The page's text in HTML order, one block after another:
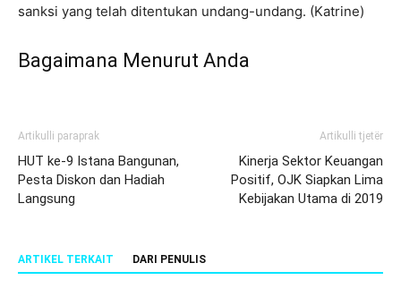
sanksi yang telah ditentukan undang-undang. (Katrine)
Bagaimana Menurut Anda
Artikulli paraprak
HUT ke-9 Istana Bangunan,
Pesta Diskon dan Hadiah
Langsung
Artikulli tjetër
Kinerja Sektor Keuangan
Positif, OJK Siapkan Lima
Kebijakan Utama di 2019
ARTIKEL TERKAIT DARI PENULIS